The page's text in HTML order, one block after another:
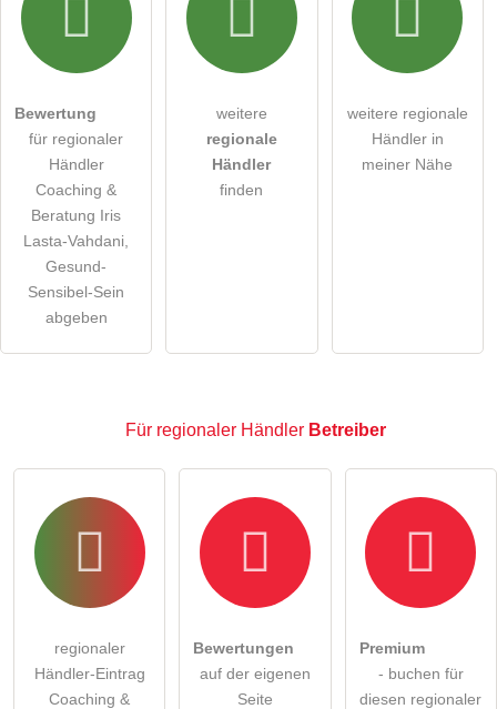
Die Datenschutzerklärunghabe ich zur Kenntnis genommen.
Hinweis: Bitte beachten Sie, öffentliche Fragen sind
alle Besucher sichtbar
Klicken Sie hier um eine
regionaler Händler-Eintrag zu stellen
Bewertung
für regionaler
Händler
Coaching &
Beratung Iris
Lasta-Vahdani,
Gesund-
Sensibel-Sein
abgeben
weitere
regionale
Händler
finden
weitere regionale
Händler in
meiner Nähe
Für regionaler Händler Betreiber
regionaler
Händler-Eintrag
Coaching &
Bewertungen
auf der eigenen
Seite
Premium
- buchen für
diesen regionaler